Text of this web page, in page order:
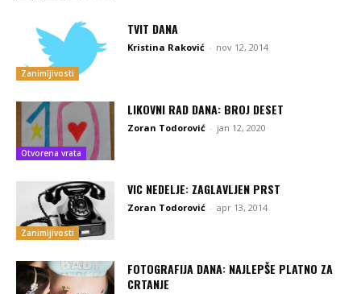
Zanimljivosti
TVIT DANA
Kristina Raković - nov 12, 2014
Otvorena vrata
LIKOVNI RAD DANA: BROJ DESET
Zoran Todorović - jan 12, 2020
Zanimljivosti
VIC NEDELJE: ZAGLAVLJEN PRST
Zoran Todorović - apr 13, 2014
FOTOGRAFIJA DANA: NAJLEPŠE PLATNO ZA
CRTANJE